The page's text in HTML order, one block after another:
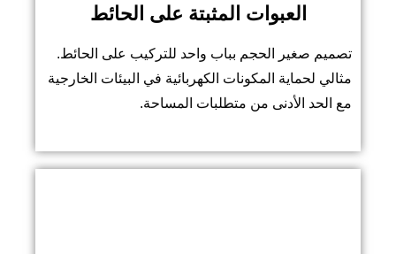
العبوات المثبتة على الحائط
تصميم صغير الحجم بباب واحد للتركيب على الحائط.
مثالي لحماية المكونات الكهربائية في البيئات الخارجية
مع الحد الأدنى من متطلبات المساحة.